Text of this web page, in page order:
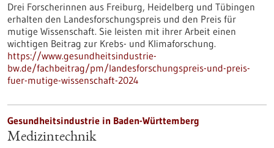
Drei Forscherinnen aus Freiburg, Heidelberg und Tübingen
erhalten den Landesforschungspreis und den Preis für
mutige Wissenschaft. Sie leisten mit ihrer Arbeit einen
wichtigen Beitrag zur Krebs- und Klimaforschung.
https://www.gesundheitsindustrie-
bw.de/fachbeitrag/pm/landesforschungspreis-und-preis-
fuer-mutige-wissenschaft-2024
Gesundheitsindustrie in Baden-Württemberg
Medizintechnik